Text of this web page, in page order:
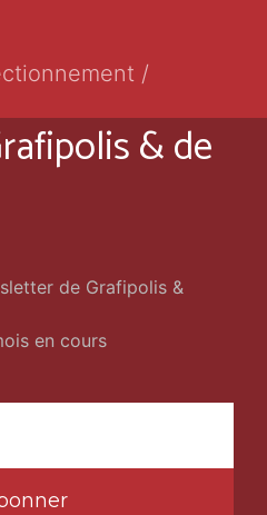
/
& de
de Grafipolis &
en cours